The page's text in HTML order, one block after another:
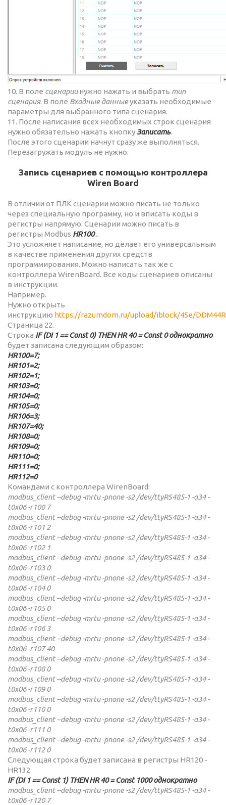
10. В поле сценариинужно нажать и выбрать тип
сценария. В поле Входные данныеуказать необходимые
параметры для выбранного типа сценария.
11. После написания всех необходимых строк сценария
нужно обязательно нажать кнопкуЗаписать.
После этого сценарии начнут сразу же выполняться.
Перезагружать модуль не нужно.
Запись сценариев с помощью контроллера
Wiren Board
В отличии от ПЛК сценарии можно писать не только
через специальную программу, но и вписать коды в
регистры напрямую. Сценарии можно писать в
регистры Modbus HR100...
Это усложняет написание, но делает его универсальным
в качестве применения других средств
программирования. Можно написать так же с
контроллера WirenBoard. Все коды сценариев описаны
в инструкции.
Например.
Нужно открыть
инструкцию https://razumdom.ru/upload/iblock/45e/
Страница 22.
Строка IF (DI 1 == Const 0) THEN HR 40 = Const 0 однократно
будет записана следующим образом:
HR100=7;
HR101=2;
HR102=1;
HR103=0;
HR104=0;
HR105=0;
HR106=3;
HR107=40;
HR108=0;
HR109=0;
HR110=0;
HR111=0;
HR112=0
Командами с контроллера WirenBoard:
modbus_client --debug -mrtu -pnone -s2 /dev/ttyRS485-1 -a34 -
t0x06 -r100 7
modbus_client --debug -mrtu -pnone -s2 /dev/ttyRS485-1 -a34 -
t0x06 -r101 2
modbus_client --debug -mrtu -pnone -s2 /dev/ttyRS485-1 -a34 -
t0x06 -r102 1
modbus_client --debug -mrtu -pnone -s2 /dev/ttyRS485-1 -a34 -
t0x06 -r103 0
modbus_client --debug -mrtu -pnone -s2 /dev/ttyRS485-1 -a34 -
t0x06 -r104 0
modbus_client --debug -mrtu -pnone -s2 /dev/ttyRS485-1 -a34 -
t0x06 -r105 0
modbus_client --debug -mrtu -pnone -s2 /dev/ttyRS485-1 -a34 -
t0x06 -r106 3
modbus_client --debug -mrtu -pnone -s2 /dev/ttyRS485-1 -a34 -
t0x06 -r107 40
modbus_client --debug -mrtu -pnone -s2 /dev/ttyRS485-1 -a34 -
t0x06 -r108 0
modbus_client --debug -mrtu -pnone -s2 /dev/ttyRS485-1 -a34 -
t0x06 -r109 0
modbus_client --debug -mrtu -pnone -s2 /dev/ttyRS485-1 -a34 -
t0x06 -r110 0
modbus_client --debug -mrtu -pnone -s2 /dev/ttyRS485-1 -a34 -
t0x06 -r111 0
modbus_client --debug -mrtu -pnone -s2 /dev/ttyRS485-1 -a34 -
t0x06 -r112 0
Следующая строка будет записана в регистры HR120 -
HR132.
IF (DI 1 == Const 1) THEN HR 40 = Const 1000 однократно
modbus_client --debug -mrtu -pnone -s2 /dev/ttyRS485-1 -a34 -
t0x06 -r120 7